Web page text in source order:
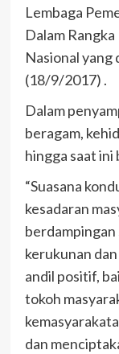
Lembaga
Dalam
Nasional yang
(18/9/2017) .
Dalam
beragam,
hingga saat ini
“Suasana
kesadaran
berdampingan
kerukunan
andil positif,
tokoh
dan